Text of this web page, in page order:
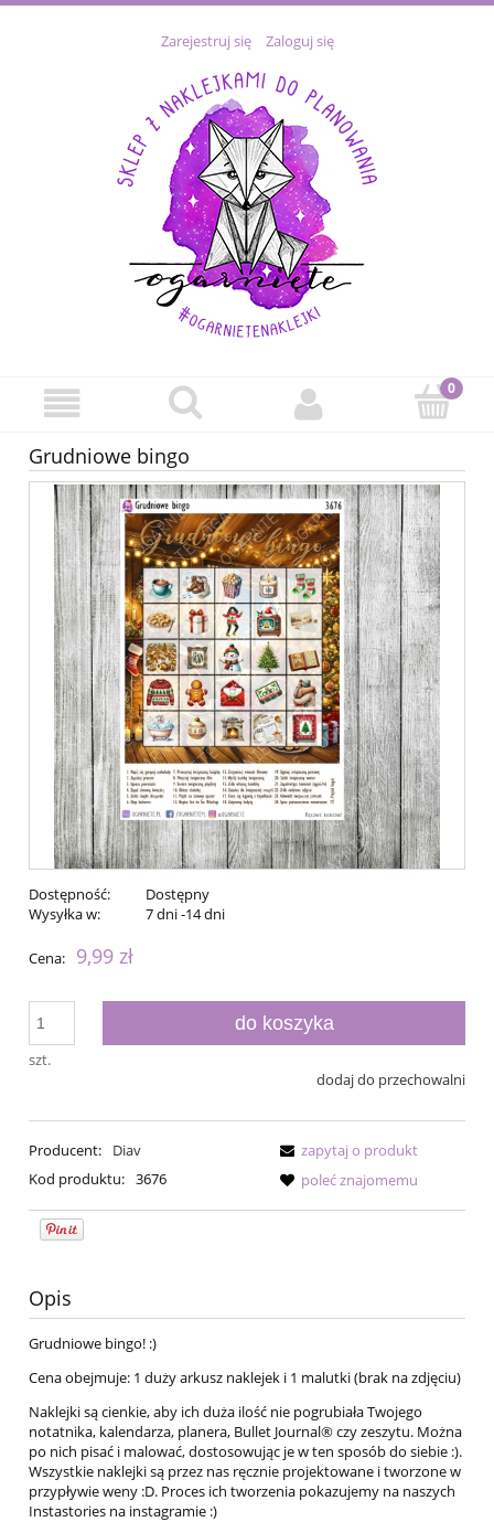
Zarejestruj się Zaloguj się
Grudniowe bingo
Dostępność:
Dostępny
Wysyłka w:
7 dni -14 dni
Cena: 9,99 zł
szt.
do koszyka
dodaj do przechowalni
Producent:
Diav
Kod produktu: 3676
zapytaj o produkt
poleć znajomemu
Opis
Grudniowe bingo! :)
Cena obejmuje: 1 duży arkusz naklejek i 1 malutki (brak na zdjęciu)
Naklejki są cienkie, aby ich duża ilość nie pogrubiała Twojego
notatnika, kalendarza, planera, Bullet Journal® czy zeszytu. Można
po nich pisać i malować, dostosowując je w ten sposób do siebie :).
Wszystkie naklejki są przez nas ręcznie projektowane i tworzone w
przypływie weny :D. Proces ich tworzenia pokazujemy na naszych
Instastories na instagramie :)